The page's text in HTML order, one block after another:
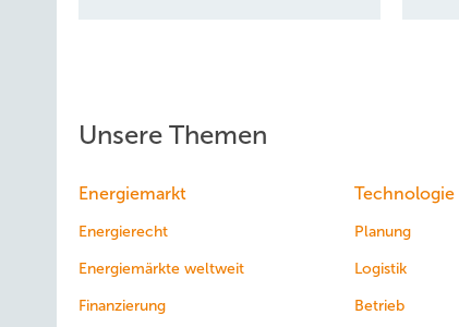
Unsere Themen
Energiemarkt
Energierecht
Energiemärkte weltweit
Finanzierung
Technologie
Planung
Logistik
Betrieb